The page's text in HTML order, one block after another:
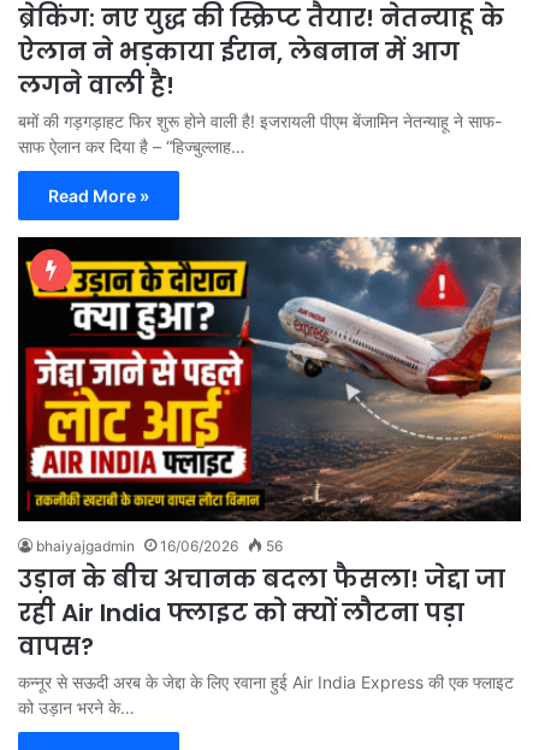
ब्रेकिंग: नए युद्ध की स्क्रिप्ट तैयार! नेतन्याहू के
ऐलान ने भड़काया ईरान, लेबनान में आग
लगने वाली है!
बमों की गड़गड़ाहट फिर शुरू होने वाली है! इजरायली पीएम बेंजामिन नेतन्याहू ने साफ-
साफ ऐलान कर दिया है – “हिज्बुल्लाह…
Read More »
bhaiyajgadmin 16/06/2026 56
उड़ान के बीच अचानक बदला फैसला! जेद्दा जा
रही Air India फ्लाइट को क्यों लौटना पड़ा
वापस?
कन्नूर से सऊदी अरब के जेद्दा के लिए रवाना हुई Air India Express की एक फ्लाइट
को उड़ान भरने के…